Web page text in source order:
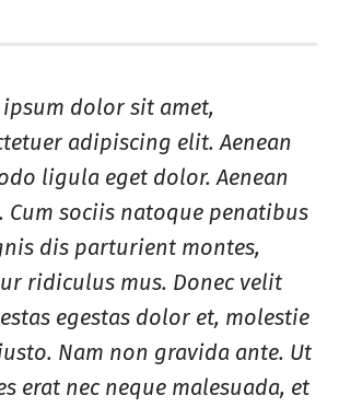
ipsum dolor sit amet,
adipiscing elit. Aenean
ligula eget dolor. Aenean
Cum sociis natoque penatibus
dis parturient montes,
ridiculus mus. Donec velit
egestas dolor et, molestie
Nam non gravida ante. Ut
erat nec neque malesuada, et